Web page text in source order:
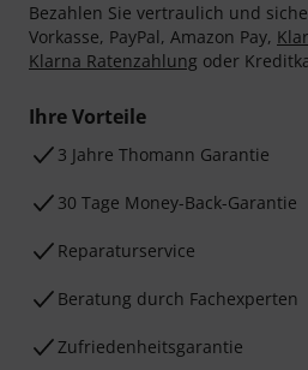
Bezahlen Sie vertraulich und
Vorkasse, PayPal, Amazon Pay,
Klarna Ratenzahlung oder
Ihre Vorteile
3 Jahre Thomann Garantie
30 Tage Money-Back-Garantie
Reparaturservice
Beratung durch Fachexperten
Zufriedenheitsgarantie